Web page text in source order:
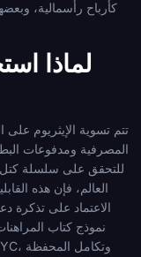
كأرباح رأسمالية،
لماذا
تتم تسوية الإيثريوم
المصرفية ومدفوعات
للتحقق على سلسلة كتل
العالم، فإن هذه
الاعتماد على تذكرة
نموذج كتاب